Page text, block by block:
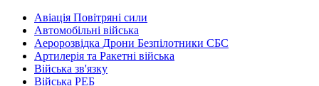
Авіація Повітряні сили
Автомобільні війська
Аеророзвідка Дрони Безпілотники СБС
Артилерія та Ракетні війська
Війська зв'язку
Війська РЕБ